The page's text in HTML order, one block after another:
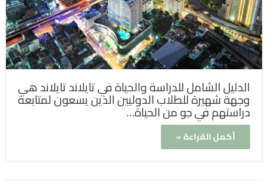
الدليل الشامل للدراسة والحياة في تايلاند تايلاند هي
وجهة شهيرة للطلاب الدوليين الذين يسعون لمتابعة
دراستهم في جو من الحياة…
أكمل القراءة »